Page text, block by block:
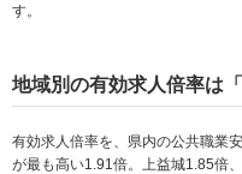
す。
地域別の有効求人倍率は
有効求人倍率を、県内の公共職業
が最も高い1.91倍。上益城1.85倍